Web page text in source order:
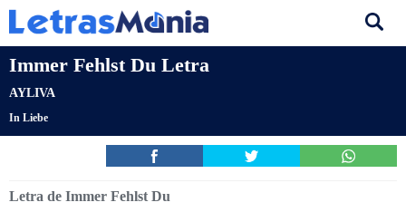
Immer Fehlst Du Letra
AYLIVA
In Liebe
Letra de Immer Fehlst Du